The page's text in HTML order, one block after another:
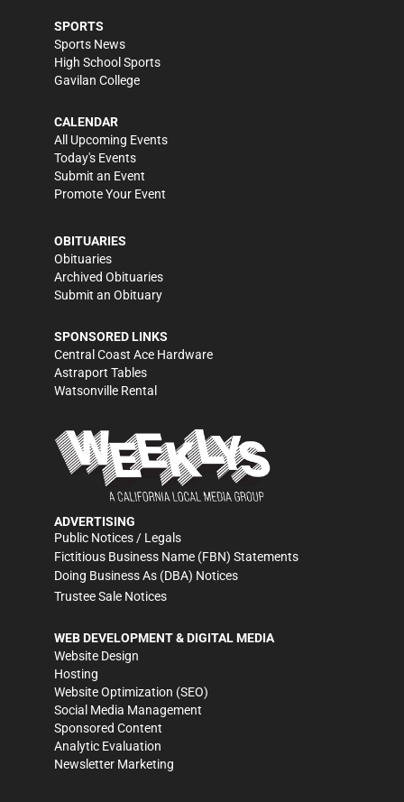
SPORTS
Sports News
High School Sports
Gavilan College
CALENDAR
All Upcoming Events
Today's Events
Submit an Event
Promote Your Event
OBITUARIES
Obituaries
Archived Obituaries
Submit an Obituary
SPONSORED LINKS
Central Coast Ace Hardware
Astraport Tables
Watsonville Rental
ADVERTISING
Public Notices / Legals
Fictitious Business Name (FBN) Statements
Doing Business As (DBA) Notices
Trustee Sale Notices
WEB DEVELOPMENT & DIGITAL MEDIA
Website Design
Hosting
Website Optimization (SEO)
Social Media Management
Sponsored Content
Analytic Evaluation
Newsletter Marketing